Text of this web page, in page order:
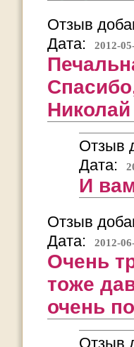
Отзыв
Дата:
2012-
Отзыв
Дата:
И
Отзыв
Дата:
2012-
Очень
тоже
очень
Отзыв